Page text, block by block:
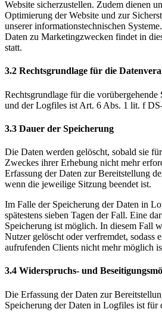
Website sicherzustellen. Zudem dienen
Optimierung der Website und zur
unserer informationstechnischen
Daten zu Marketingzwecken findet in
statt.
3.2 Rechtsgrundlage für die
Rechtsgrundlage für die vorübergehende
und der Logfiles ist Art. 6 Abs. 1 lit. f
3.3 Dauer der Speicherung
Die Daten werden gelöscht, sobald sie
Zweckes ihrer Erhebung nicht mehr
Erfassung der Daten zur Bereitstellung
wenn die jeweilige Sitzung beendet ist.
Im Falle der Speicherung der Daten in
spätestens sieben Tagen der Fall. Eine
Speicherung ist möglich. In diesem Fall
Nutzer gelöscht oder verfremdet, sodass
aufrufenden Clients nicht mehr möglich
3.4 Widerspruchs- und
Die Erfassung der Daten zur
Speicherung der Daten in Logfiles ist für